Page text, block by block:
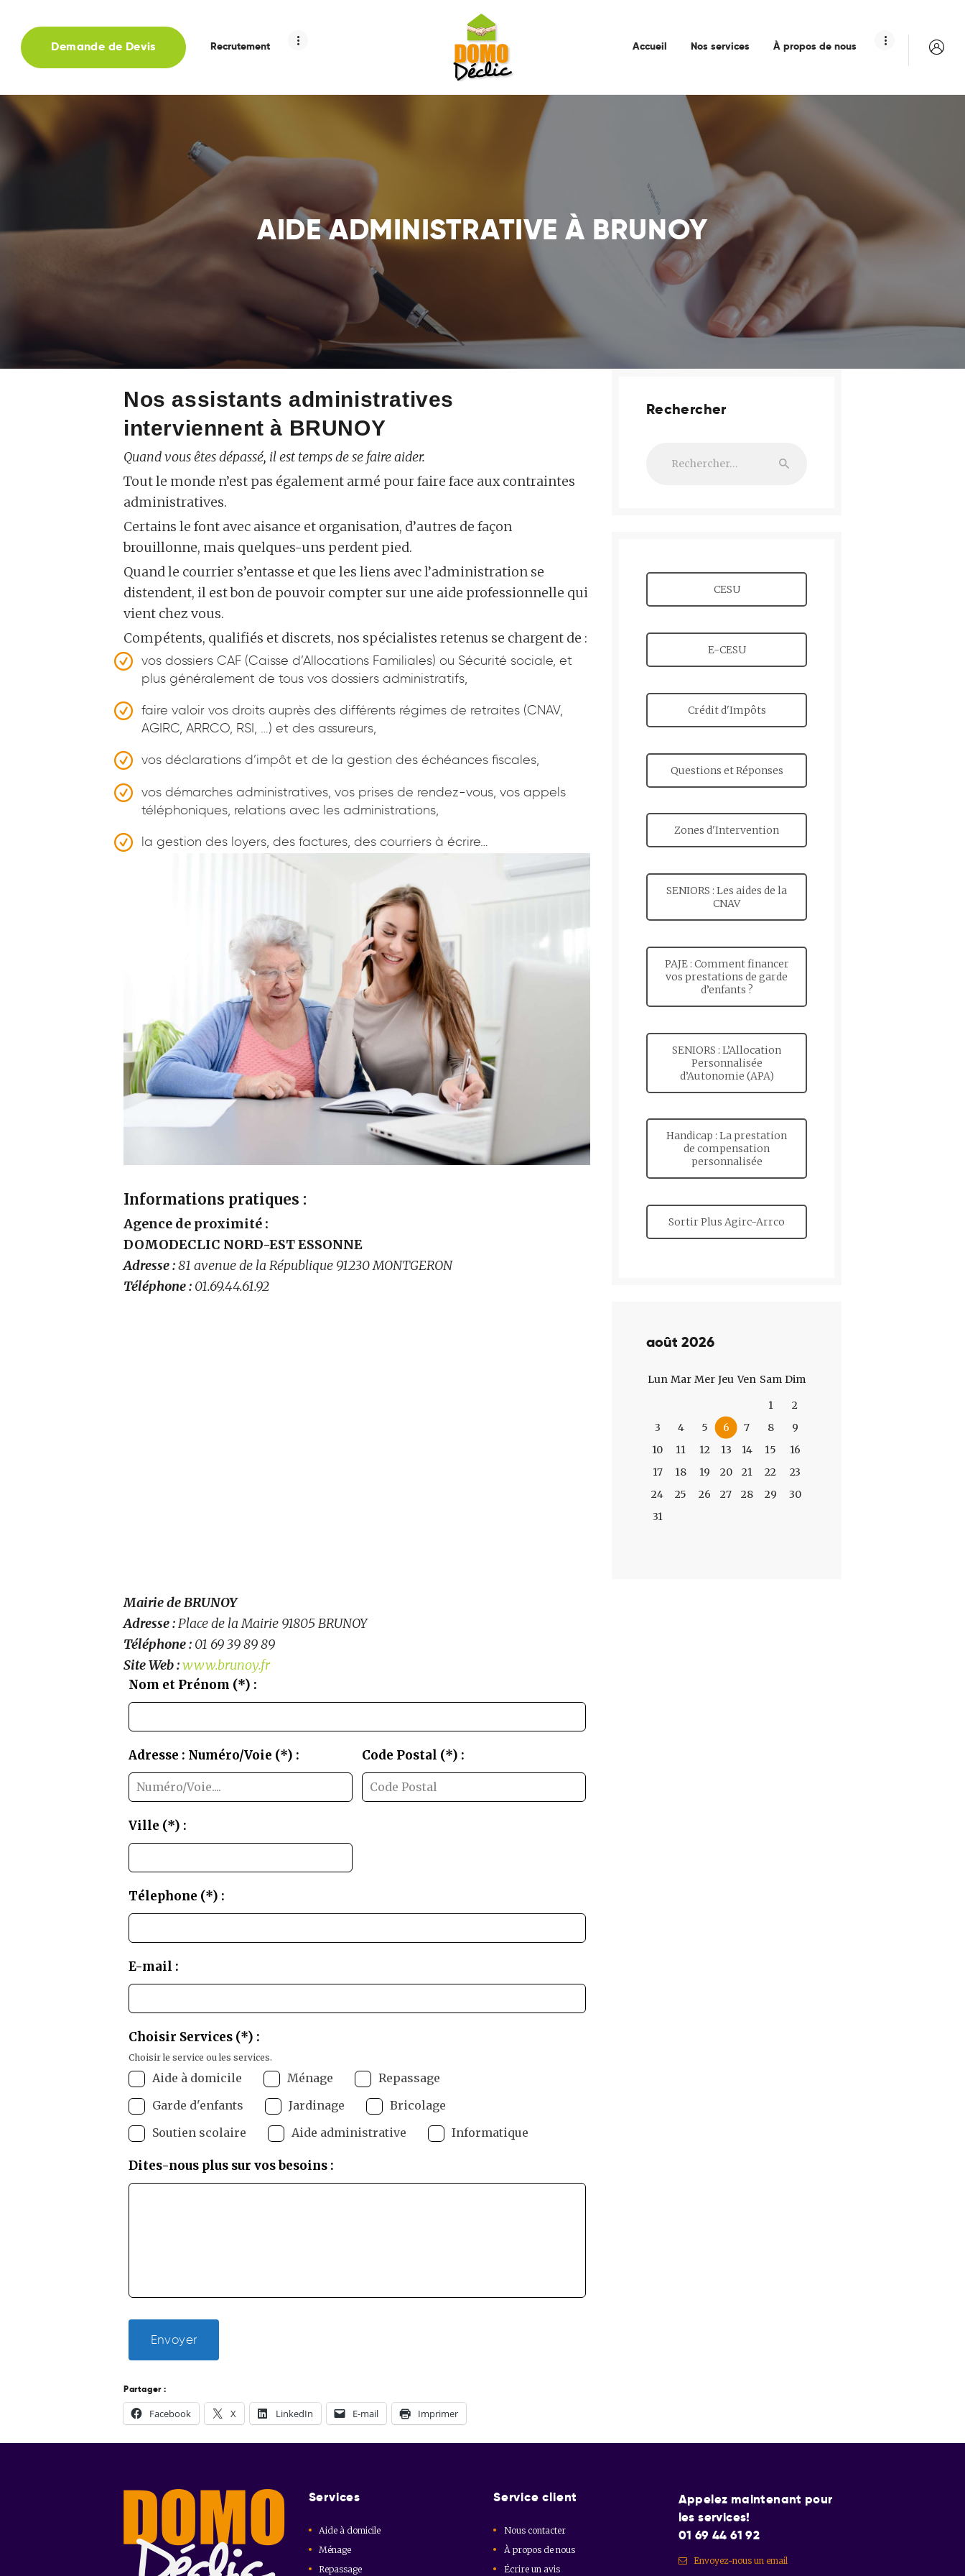
Demande de Devis Recrutement Accueil Nos services À propos de nous
AIDE ADMINISTRATIVE À BRUNOY
À Propos De Nous
Contactez-Nous
Nos assistants administratives
interviennent à BRUNOY
Quand vous êtes dépassé, il est temps de se faire aider.
Tout le monde n’est pas également armé pour faire face aux contraintes
administratives.
Certains le font avec aisance et organisation, d’autres de façon
brouillonne, mais quelques-uns perdent pied.
Quand le courrier s’entasse et que les liens avec l’administration se
distendent, il est bon de pouvoir compter sur une aide professionnelle qui
vient chez vous.
Compétents, qualifiés et discrets, nos spécialistes retenus se chargent de :
vos dossiers CAF (Caisse d’Allocations Familiales) ou Sécurité sociale, et
plus généralement de tous vos dossiers administratifs,
faire valoir vos droits auprès des différents régimes de retraites (CNAV,
AGIRC, ARRCO, RSI, …) et des assureurs,
vos déclarations d’impôt et de la gestion des échéances fiscales,
vos démarches administratives, vos prises de rendez-vous, vos appels
téléphoniques, relations avec les administrations,
la gestion des loyers, des factures, des courriers à écrire…
Informations pratiques :
Agence de proximité :
DOMODECLIC NORD-EST ESSONNE
Adresse :81 avenue de la République 91230 MONTGERON
Téléphone : 01.69.44.61.92
Mairie de BRUNOY
Adresse : Place de la Mairie 91805 BRUNOY
Téléphone : 01 69 39 89 89
Site Web :www.brunoy.fr
Leave
this
field
blank
Nom et Prénom (*) :
Adresse : Numéro/Voie (*) : Code Postal (*) :
Ville (*) :
Télephone (*) :
E-mail :
Choisir Services (*) :
Choisir le service ou les services.
Aide à domicile Ménage
Repassage
Garde d'enfants
Jardinage
Bricolage
Soutien scolaire
Aide administrative Informatique
Dites-nous plus sur vos besoins :
Envoyer
Partager :
Facebook X LinkedIn E-mail Imprimer
Rechercher
CESU
E-CESU
Crédit d'Impôts
Questions et Réponses
Zones d'Intervention
SENIORS : Les aides de la
CNAV
PAJE : Comment financer
vos prestations de garde
d’enfants ?
SENIORS : L’Allocation
Personnalisée
d’Autonomie (APA)
Handicap : La prestation
de compensation
personnalisée
Sortir Plus Agirc-Arrco
août 2026
Lun Mar Mer Jeu Ven Sam Dim
1
2
3
4 5 6 7 8
9
10
11 12 13 14 15
16
17
18 19 20 21 22
23
24
25 26 27 28 29
30
31
Services
Aide à domicile
Ménage
Repassage
Service client
Nous contacter
À propos de nous
Écrire un avis
Appelez maintenant pour
les services!
01 69 44 61 92
Envoyez-nous un email